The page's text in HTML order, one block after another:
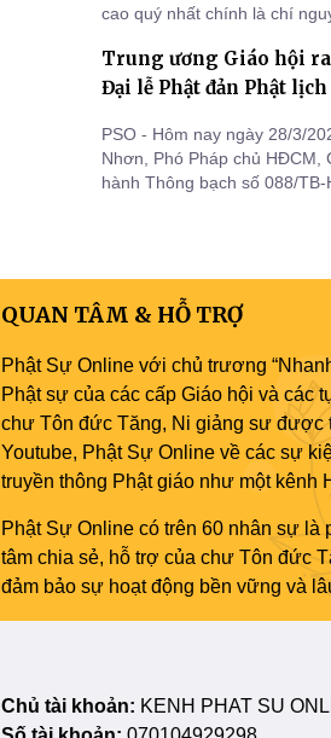
cao quý nhất chính là chí
Trung ương Giáo hội
Đại lễ Phật đản Phật lịch
PSO - Hôm nay ngày 28/3/
Nhơn, Phó Pháp chủ HĐCM,
hành Thông bạch số 088/
QUAN TÂM & HỖ TRỢ
Phật Sự Online với chủ trương
Phật sự của các cấp Giáo hội và các
chư Tôn đức Tăng, Ni giảng sư được
Youtube, Phật Sự Online về các sự
truyền thông Phật giáo như một kênh
Phật Sự Online có trên 60 nhân sự là
tâm chia sẻ, hỗ trợ của chư Tôn đức
đảm bảo sự hoạt động bền vững và
Chủ tài khoản: KENH PHAT SU